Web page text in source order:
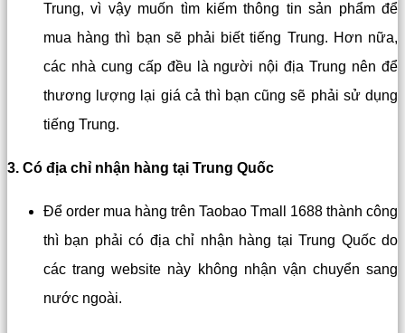
Trung, vì vậy muốn tìm kiếm thông tin sản phẩm để
mua hàng thì bạn sẽ phải biết tiếng Trung. Hơn nữa,
các nhà cung cấp đều là người nội địa Trung nên để
thương lượng lại giá cả thì bạn cũng sẽ phải sử dụng
tiếng Trung.
3. Có địa chỉ nhận hàng tại Trung Quốc
Để order mua hàng trên Taobao Tmall 1688 thành công
thì bạn phải có địa chỉ nhận hàng tại Trung Quốc do
các trang website này không nhận vận chuyển sang
nước ngoài.